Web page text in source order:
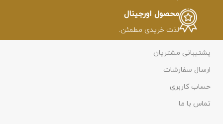
محصول اورجینال
لذت خریدی مطمئن.
پشتیبانی مشتریان
ارسال سفارشات
حساب کاربری
تماس با ما